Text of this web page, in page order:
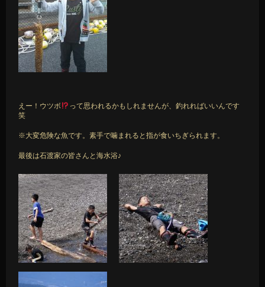
えー！ウツボ
って思われるかもしれませんが、釣れればいいんです
笑
※大変危険な魚です。素手で噛まれると指が食いちぎられます。
最後は石渡家の皆さんと海水浴♪